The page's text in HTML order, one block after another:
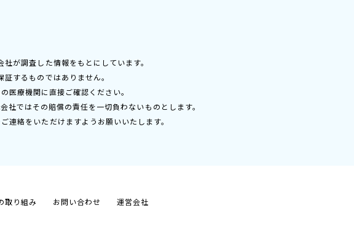
が調査した情報をもとにしています。
するものではありません。
医療機関に直接ご確認ください。
ではその賠償の責任を一切負わないものとします。
連絡をいただけますようお願いいたします。
取り組み お問い合わせ 運営会社